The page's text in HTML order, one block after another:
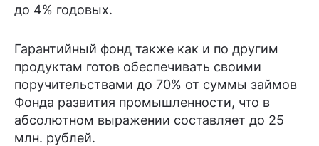
до 4% годовых.
Гарантийный фонд также как и по другим
продуктам готов обеспечивать своими
поручительствами до 70% от суммы займов
Фонда развития промышленности, что в
абсолютном выражении составляет до 25
млн. рублей.